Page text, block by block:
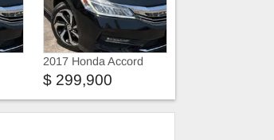
2017 Honda Accord
$ 299,900